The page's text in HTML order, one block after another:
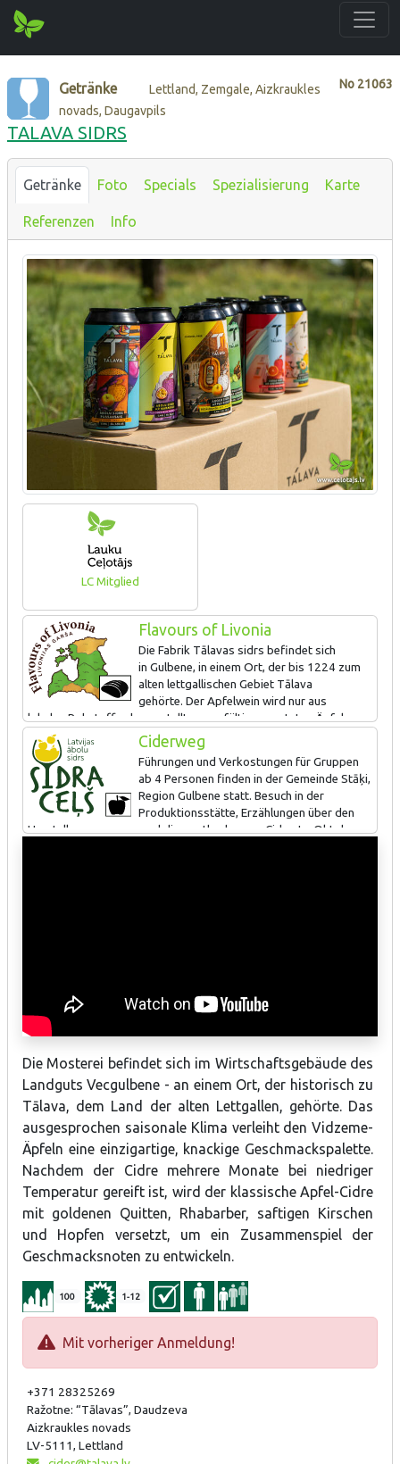
No 21063
Getränke
Lettland, Zemgale, Aizkraukles
novads, Daugavpils
TALAVA SIDRS
Getränke Foto Specials Spezialisierung Karte
Referenzen Info
LC Mitglied
Flavours of Livonia
Die Fabrik Tālavas sidrs befindet sich
in Gulbene, in einem Ort, der bis 1224 zum
alten lettgallischen Gebiet Tālava
gehörte. Der Apfelwein wird nur aus
lokalen Rohstoffen hergestellt – sorgfältig geernteten Äpfeln aus
Vidzeme. Führung durch den Betrieb und Verkostung.
Herbst-, Sommer- und Honig-Apfelwein.
Ciderweg
Führungen und Verkostungen für Gruppen
ab 4 Personen finden in der Gemeinde Stāķi,
Region Gulbene statt. Besuch in der
Produktionsstätte, Erzählungen über den
Herstellungsprozess und die -methoden von Cidre. Im Oktober
Die Mosterei befindet sich im Wirtschaftsgebäude des
Landguts Vecgulbene - an einem Ort, der historisch zu
Tālava, dem Land der alten Lettgallen, gehörte. Das
ausgesprochen saisonale Klima verleiht den Vidzeme-
Äpfeln eine einzigartige, knackige Geschmackspalette.
Nachdem der Cidre mehrere Monate bei niedriger
Temperatur gereift ist, wird der klassische Apfel-Cidre
mit goldenen Quitten, Rhabarber, saftigen Kirschen
und Hopfen versetzt, um ein Zusammenspiel der
Geschmacksnoten zu entwickeln.
100 1-12
Mit vorheriger Anmeldung!
+371 28325269
Ražotne: “Tālavas”, Daudzeva
Aizkraukles novads
LV-5111, Lettland